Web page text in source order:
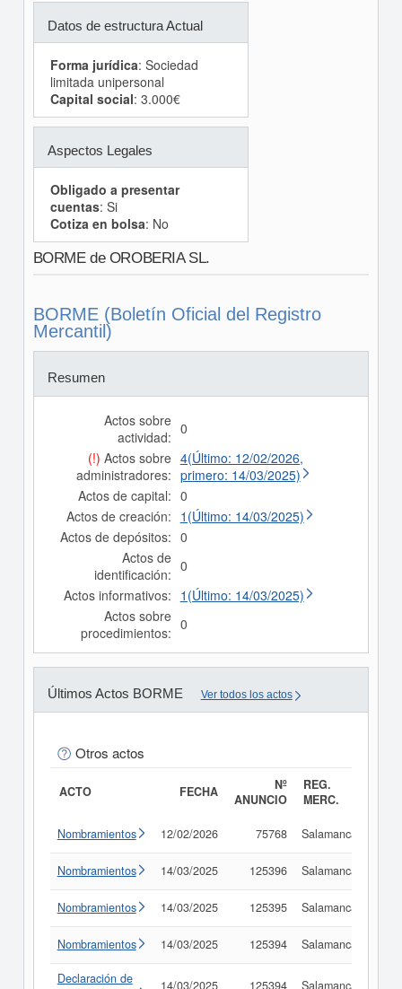
Datos de estructura Actual
Forma jurídica: Sociedad
limitada unipersonal
Capital social: 3.000€
Aspectos Legales
Obligado a presentar
cuentas: Si
Cotiza en bolsa: No
BORME de OROBERIA SL.
BORME (Boletín Oficial del Registro
Mercantil)
Resumen
Actos sobre
actividad: 0
(!) Actos sobre
administradores:
4(Último: 12/02/2026,
primero: 14/03/2025)
Actos de capital: 0
Actos de creación: 1(Último: 14/03/2025)
Actos de depósitos: 0
Actos de
identificación: 0
Actos informativos: 1(Último: 14/03/2025)
Actos sobre
procedimientos: 0
Últimos Actos BORME Ver todos los actos
Otros actos
ACTO FECHA
Nº
ANUNCIO
REG.
MERC.
Nombramientos 12/02/2026 75768 Salamanca
Nombramientos 14/03/2025 125396 Salamanca
Nombramientos 14/03/2025 125395 Salamanca
Nombramientos 14/03/2025 125394 Salamanca
Declaración de
14/03/2025 125394 Salamanca